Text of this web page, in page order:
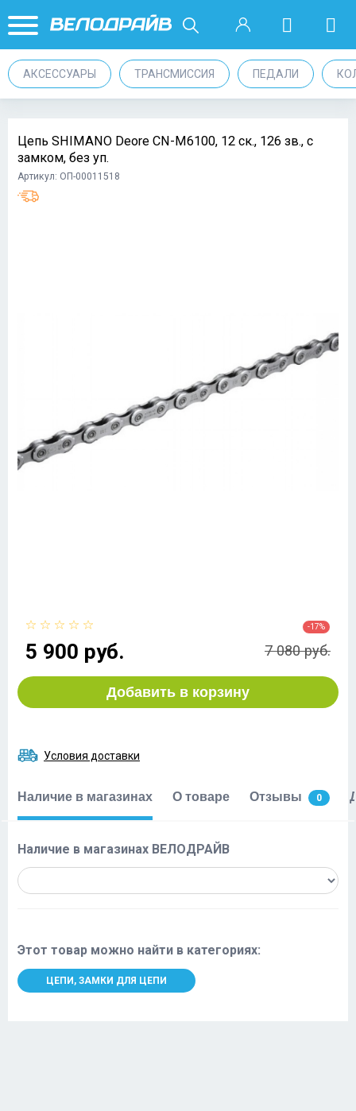
АКСЕССУАРЫ ТРАНСМИССИЯ ПЕДАЛИ
Цепь SHIMANO Deore CN-M6100, 12 ск., 126 зв., с
замком, без уп.
Артикул: ОП-00011518
5 900 руб.
-17%
7 080 руб.
Добавить в корзину
Условия доставки
Наличие в магазинах О товаре Отзывы 0
Наличие в магазинах ВЕЛОДРАЙВ
Этот товар можно найти в категориях:
ЦЕПИ, ЗАМКИ ДЛЯ ЦЕПИ